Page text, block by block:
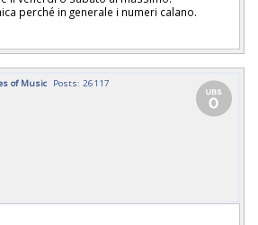
perché in generale i numeri calano.
of Music Posts: 26117